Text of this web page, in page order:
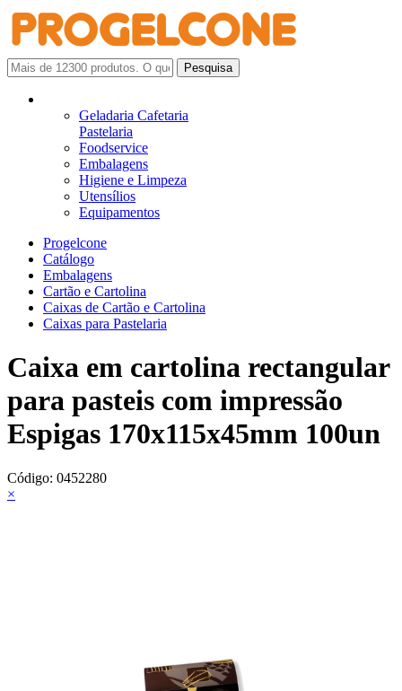
Geladaria Cafetaria
Pastelaria
Foodservice
Embalagens
Higiene e Limpeza
Utensílios
Equipamentos
Progelcone
Catálogo
Embalagens
Cartão e Cartolina
Caixas de Cartão e Cartolina
Caixas para Pastelaria
Caixa em cartolina rectangular
para pasteis com impressão
Espigas 170x115x45mm 100un
Código: 0452280
×